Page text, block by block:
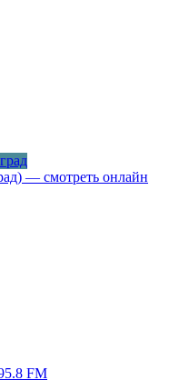
— смотреть онлайн